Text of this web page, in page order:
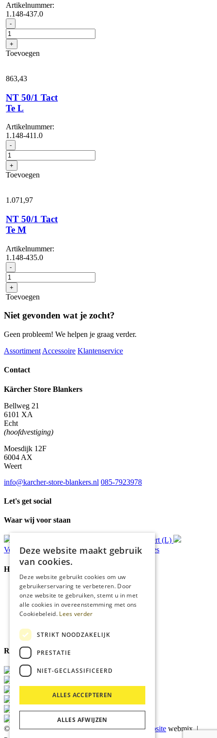
Artikelnummer:
1.148-437.0
- NT
50/1
Tact
Te
H
+
Toevoegen
863,43
NT 50/1 Tact
Te L
Artikelnummer:
1.148-411.0
- NT
50/1
Tact
Te
L
+
Toevoegen
1.071,97
NT 50/1 Tact
Te M
Artikelnummer:
1.148-435.0
- NT
50/1
Tact
Te
M
+
Toevoegen
Niet gevonden wat je zocht?
Geen probleem! We helpen je graag verder.
Assortiment Accessoire Klantenservice
Contact
Kärcher Store Blankers
Bellweg 21
6101 XA
Echt
(hoofdvestiging)
Moesdijk 12F
6004 AX
Weert
info@karcher-store-blankers.nl 085-7923978
Let's get social
Waar wij voor staan
Ophalen in Echt of Weert (L)
Verzondenbinnen 48 uur* Persoonlijk advies
Handige Links
Home
Klantenservice
Over ons
Blog
Cookies
Reviewmerk
© 2026 Kärcher Store Blankers |Maatwerk website webmix |
Deze website maakt gebruik
van cookies.
Deze website gebruikt cookies om uw
gebruikerservaring te verbeteren. Door
onze website te gebruiken, stemt u in met
alle cookies in overeenstemming met ons
Cookiebeleid. Lees verder
STRIKT NOODZAKELIJK
PRESTATIE
NIET-GECLASSIFICEERD
ALLES ACCEPTEREN
ALLES AFWIJZEN